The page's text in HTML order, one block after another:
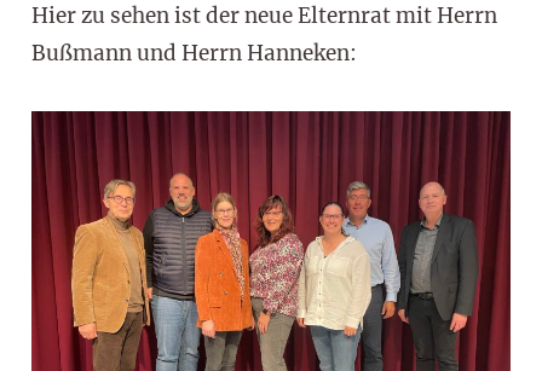
Hier zu sehen ist der neue Elternrat mit Herrn
Bußmann und Herrn Hanneken: